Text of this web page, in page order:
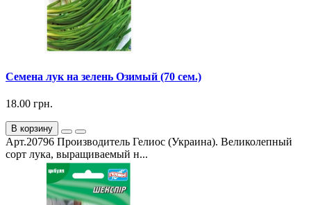
Семена лук на зелень Озимый (70 сем.)
18.00 грн.
В корзину
Арт.20796 Производитель Гелиос (Украина). Великолепный
сорт лука, выращиваемый н...